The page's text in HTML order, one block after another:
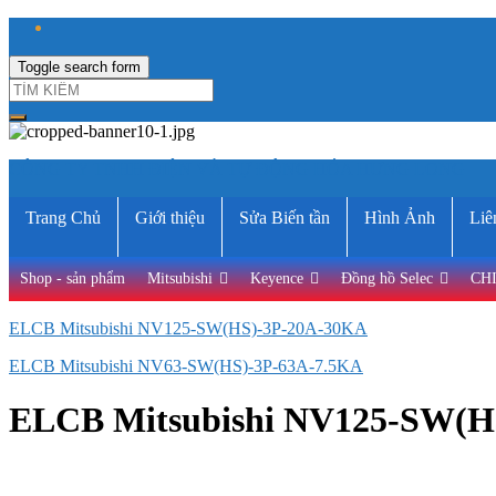
Toggle search form
Trang Chủ Giới thiệu Sửa Biến tần Hình Ảnh
Shop - sản phẩm Mitsubishi Keyence Đồng hồ Selec
ELCB Mitsubishi NV125-SW(HS)-3P-20A-30KA
ELCB Mitsubishi NV63-SW(HS)-3P-63A-7.5KA
ELCB Mitsubishi NV125-